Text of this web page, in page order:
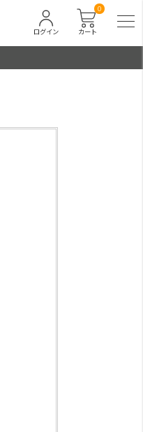
カート
0
ログイン